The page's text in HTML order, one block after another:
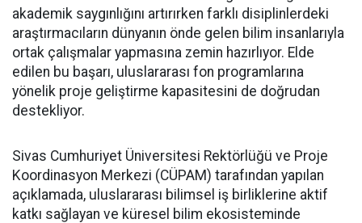
akademik saygınlığını artırırken farklı disiplinlerdeki
araştırmacıların dünyanın önde gelen bilim insanlarıyla
ortak çalışmalar yapmasına zemin hazırlıyor. Elde
edilen bu başarı, uluslararası fon programlarına
yönelik proje geliştirme kapasitesini de doğrudan
destekliyor.
Sivas Cumhuriyet Üniversitesi Rektörlüğü ve Proje
Koordinasyon Merkezi (CÜPAM) tarafından yapılan
açıklamada, uluslararası bilimsel iş birliklerine aktif
katkı sağlayan ve küresel bilim ekosisteminde